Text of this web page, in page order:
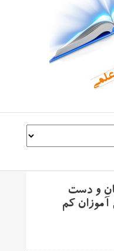
و دست
آموزان کم